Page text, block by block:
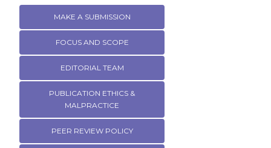
MAKE A SUBMISSION
FOCUS AND SCOPE
EDITORIAL TEAM
PUBLICATION ETHICS &
MALPRACTICE
PEER REVIEW POLICY